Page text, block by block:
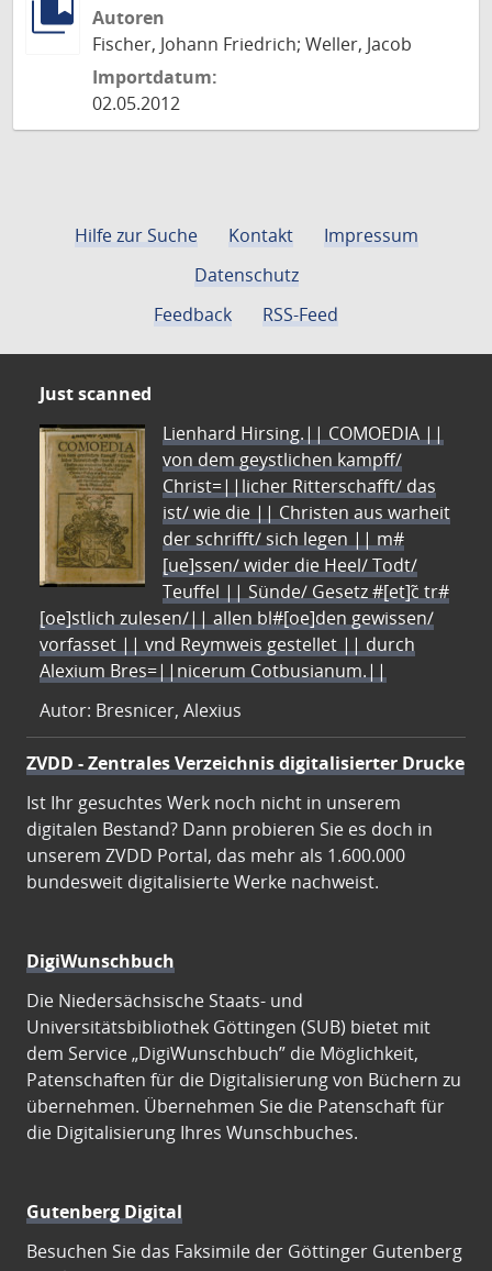
Autoren
Fischer, Johann Friedrich; Weller, Jacob
Importdatum:
02.05.2012
Hilfe zur Suche Kontakt
Impressum
Datenschutz
Feedback
RSS-Feed
Just scanned
Lienhard Hirsing.|| COMOEDIA ||
von dem geystlichen kampff/
Christ=||licher Ritterschafft/ das
ist/ wie die || Christen aus warheit
der schrifft/ sich legen || m#
[ue]ssen/ wider die Heel/ Todt/
Teuffel || Sünde/ Gesetz #[et]c̃ tr#
[oe]stlich zulesen/|| allen bl#[oe]den gewissen/
vorfasset || vnd Reymweis gestellet || durch
Alexium Bres=||nicerum Cotbusianum.||
Autor: Bresnicer, Alexius
ZVDD - Zentrales Verzeichnis digitalisierter Drucke
Ist Ihr gesuchtes Werk noch nicht in unserem
digitalen Bestand? Dann probieren Sie es doch in
unserem ZVDD Portal, das mehr als 1.600.000
bundesweit digitalisierte Werke nachweist.
DigiWunschbuch
Die Niedersächsische Staats- und
Universitätsbibliothek Göttingen (SUB) bietet mit
dem Service „DigiWunschbuch” die Möglichkeit,
Patenschaften für die Digitalisierung von Büchern zu
übernehmen. Übernehmen Sie die Patenschaft für
die Digitalisierung Ihres Wunschbuches.
Gutenberg Digital
Besuchen Sie das Faksimile der Göttinger Gutenberg